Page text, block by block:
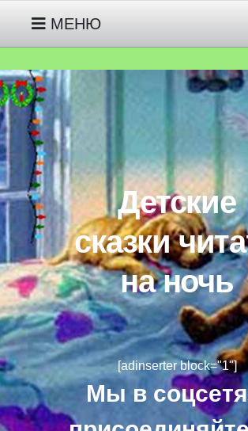
МЕНЮ
РУССКИЕ НАРОДНЫЕ
МОИ СКАЗКИ ПРО
ДЖУНИПЕРА ДЕТЯМ 2-3
МОИ СКАЗКИ ПРО
ДЕТЯМ 3-4-5 ЛЕТ
МОИ СКАЗКИ ПРО
ИНОПЛАНЕТЯНИНА
5-6-7 ЛЕТ
АВТОРСКИЕ СКАЗКИ
СКАЗКИ НАРОДОВ МИРА
Детские
сказки
на ночь
[adinserter block="1"]
Мы в